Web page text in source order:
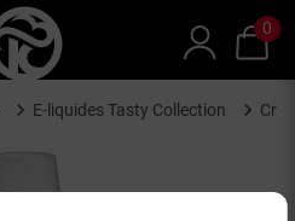
0
E-liquides Tasty Collection